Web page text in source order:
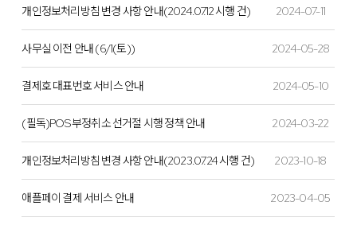
개인정보처리방침 변경 사항 안내(2024.07.12 시행 건) 2024-07-11
사무실 이전 안내 (6/1(토)) 2024-05-28
결제호 대표번호 서비스 안내 2024-05-10
(필독)POS 부정취소 선거절 시행 정책 안내 2024-03-22
개인정보처리방침 변경 사항 안내(2023.07.24 시행 건) 2023-10-18
애플페이 결제 서비스 안내 2023-04-05